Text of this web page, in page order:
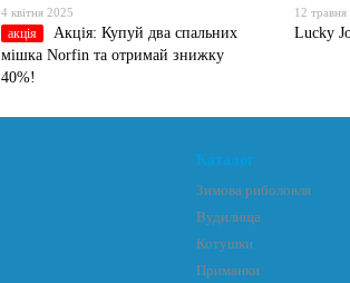
4 квітня 2025
акція
Акція: Купуй два спальних
мішка Norfin та отримай знижку
40%!
12
Lucky
Каталог
Зимова риболовля
Вудилища
Котушки
Приманки